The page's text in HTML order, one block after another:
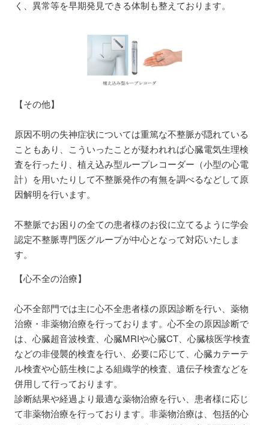
く、異常等を早期発見できる体制も整えております。
【その他】
原因不明の失神症状については重篤な不整脈が隠れている
こともあり、こういったことが疑われれば心臓電気生理検
査を行ったり、植え込み型ループレコーダー（小型の心電
計）を用いたりして不整脈発作の有無を調べるなどして原
因解明を行います。
不整脈でお困りの全ての患者様のお役に立てるように学会
認定不整脈専門医グループが中心となって対応いたしま
す。
【心不全の治療】
心不全部門では主に心不全患者様の原因診断を行い、薬物
治療・非薬物治療を行っております。心不全の原因診断で
は、心臓超音波検査、心臓MRIや心臓CT、心臓核医学検査
などの非侵襲的検査を行い、必要に応じて、心臓カテーテ
ル検査や心筋生検による組織学的検査、遺伝子検査などを
併用して行っております。
診断結果や経過より最適な薬物治療を行い、患者様に応じ
て非薬物治療を行っております。非薬物治療は、包括的心